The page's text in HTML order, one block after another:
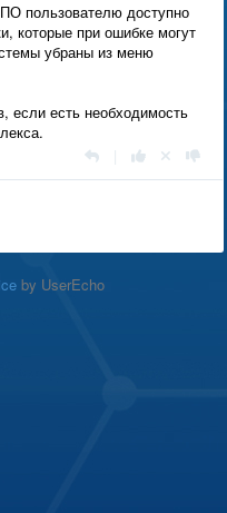
пользователю доступно
которые при ошибке могут
убраны из меню
если есть необходимость
by UserEcho